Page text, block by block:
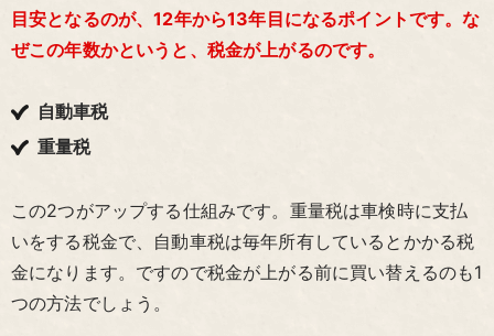
目安となるのが、12年から13年目になるポイントです。な
ぜこの年数かというと、税金が上がるのです。
自動車税
重量税
この2つがアップする仕組みです。重量税は車検時に支払
いをする税金で、自動車税は毎年所有しているとかかる税
金になります。ですので税金が上がる前に買い替えるのも1
つの方法でしょう。